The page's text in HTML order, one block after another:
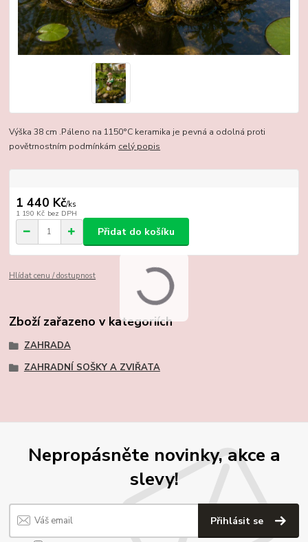
Výška 38 cm .Páleno na 1150°C keramika je pevná a odolná proti
povětrnostním podmínkám celý popis
1 440 Kč/ks
1 190 Kč bez DPH
Přidat do košíku
Hlídat cenu / dostupnost
Zboží zařazeno v kategoriích
ZAHRADA
ZAHRADNÍ SOŠKY A ZVIŘATA
Nepropásněte novinky, akce a
slevy!
Přihlásit se